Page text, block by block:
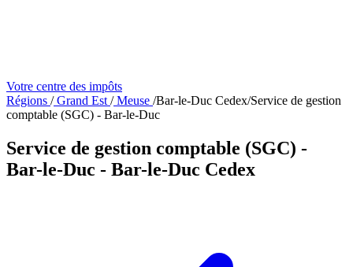
Votre centre des impôts
Régions /Grand Est /Meuse /Bar-le-Duc Cedex/Service de gestion
comptable (SGC) - Bar-le-Duc
Service de gestion comptable (SGC) -
Bar-le-Duc - Bar-le-Duc Cedex